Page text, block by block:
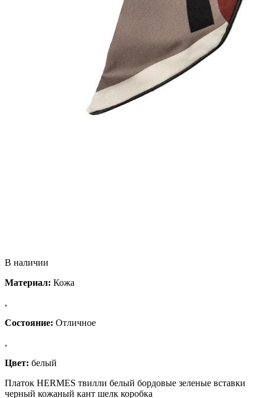
В наличии
Материал: Кожа
,
Состояние: Отличное
,
Цвет: белый
Платок HERMES твилли белый бордовые зеленые вставки
черный кожаный кант шелк коробка